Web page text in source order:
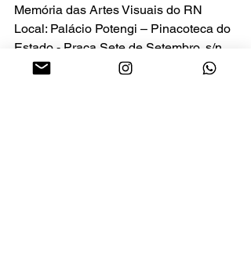
Memória das Artes Visuais do RN
Local: Palácio Potengi – Pinacoteca do
Estado - Praça Sete de Setembro, s/n,
Cidade Alta;